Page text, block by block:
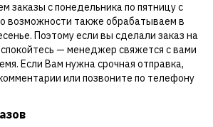
заказы с понедельника по пятницу с
возможности также обрабатываем в
Поэтому если вы сделали заказ на
— менеджер свяжется с вами
Если Вам нужна срочная отправка,
или позвоните по телефону